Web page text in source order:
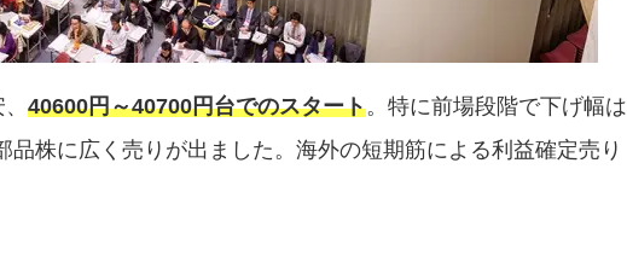
40600円～40700円台でのスタート。特に前場段階で下げ幅は
品株に広く売りが出ました。海外の短期筋による利益確定売り